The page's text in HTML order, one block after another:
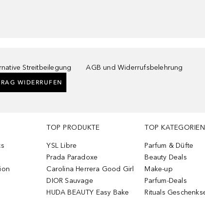
Streitbeilegung
AGB und Widerrufsbelehrung
WIDERRUFEN
TOP PRODUKTE
YSL Libre
Prada Paradoxe
Carolina Herrera Good Girl
DIOR Sauvage
HUDA BEAUTY Easy Bake
TOP KATEGORIEN
Parfum & Düfte
Beauty Deals
Make-up
Parfum-Deals
Rituals